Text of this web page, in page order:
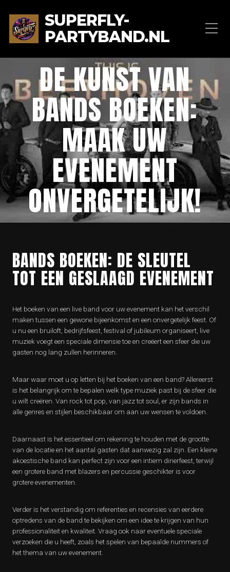
SUPERFLY-
PARTYBAND.NL
DE KUNST VAN
BANDS BOEKEN:
MAAK UW
EVENEMENT
ONVERGETELIJK!
BANDS BOEKEN: DE SLEUTEL
TOT EEN GESLAAGD EVENEMENT
Het boeken van een live band voor uw evenement kan het verschil
maken tussen een gewone bijeenkomst en een onvergetelijk feest. Of
u nu een bruiloft, bedrijfsfeest, festival of jubileum organiseert, live
muziek voegt een speciale dimensie toe en creëert een sfeer die uw
gasten nog lang zullen herinneren.
Maar waar moet u op letten bij het boeken van een band? Allereerst
is het belangrijk om te bepalen welk type muziek past bij de sfeer die
u wilt creëren. Van rock tot pop, van jazz tot soul, er zijn bands in
alle genres en stijlen beschikbaar om aan uw wensen te voldoen.
Daarnaast is het essentieel om rekening te houden met de grootte
van de locatie en het aantal gasten dat aanwezig zal zijn. Een kleine
akoestische band kan perfect zijn voor een intiem dinerfeest, terwijl
een grotere band met blazers en percussie geschikter is voor
grotere evenementen.
Verder is het verstandig om referenties en recensies van eerdere
optredens van de band te bekijken om een idee te krijgen van hun
professionaliteit en kwaliteit. Vraag ook naar eventuele speciale
verzoeken die u heeft, zoals het spelen van bepaalde nummers of
het thema van uw evenement.